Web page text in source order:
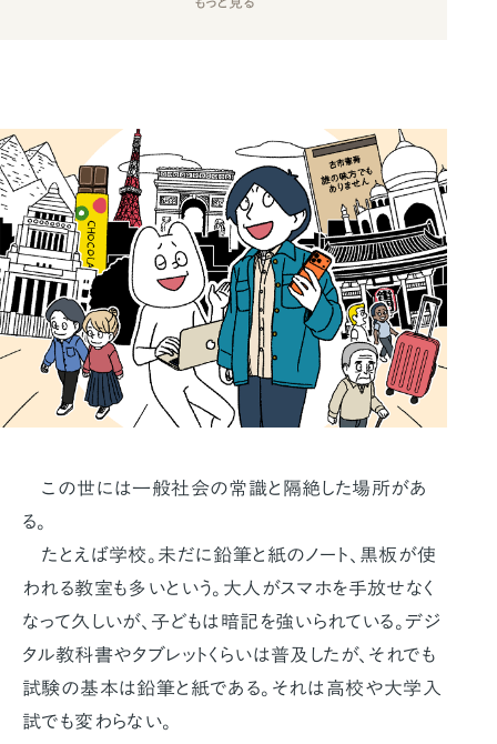
もっと見る
この世には一般社会の常識と隔絶した場所があ
る。
たとえば学校。未だに鉛筆と紙のノート、黒板が使
われる教室も多いという。大人がスマホを手放せなく
なって久しいが、子どもは暗記を強いられている。デジ
タル教科書やタブレットくらいは普及したが、それでも
試験の基本は鉛筆と紙である。それは高校や大学入
試でも変わらない。